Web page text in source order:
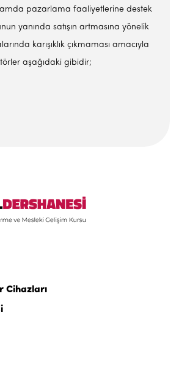
pazarlama faaliyetlerine destek
yanında satışın artmasına yönelik
karışıklık çıkmaması amacıyla
aşağıdaki gibidir;
Cihazları